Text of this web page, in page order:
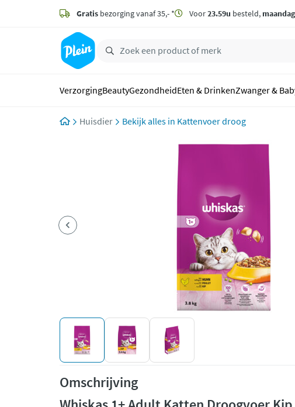
zoeken
hoofdinhoud
Gratis bezorging vanaf 35,- * Voor23.59u besteld, maandag
VerzorgingBeautyGezondheidEten & DrinkenZwanger &
Huisdier Kattenvoer droog
Omschrijving